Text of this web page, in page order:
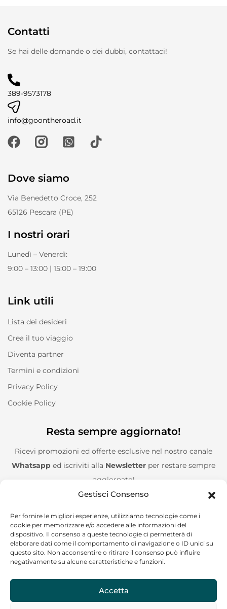
Gestisci Consenso
Per fornire le migliori esperienze, utilizziamo tecnologie come i
cookie per memorizzare e/o accedere alle informazioni del
dispositivo. Il consenso a queste tecnologie ci permetterà di
elaborare dati come il comportamento di navigazione o ID unici su
questo sito. Non acconsentire o ritirare il consenso può influire
negativamente su alcune caratteristiche e funzioni.
Accetta
Contatti
Se hai delle domande o dei dubbi, contattaci!
389-9573178
info@goontheroad.it
Dove siamo
Via Benedetto Croce, 252
65126 Pescara (PE)
I nostri orari
Lunedì – Venerdì:
9:00 – 13:00 | 15:00 – 19:00
Link utili
Lista dei desideri
Crea il tuo viaggio
Diventa partner
Termini e condizioni
Privacy Policy
Cookie Policy
Resta sempre aggiornato!
Ricevi promozioni ed offerte esclusive nel nostro canale
Whatsapp ed iscriviti alla Newsletter per restare sempre
aggiornato!
Aggiungimi alla Newsletter!